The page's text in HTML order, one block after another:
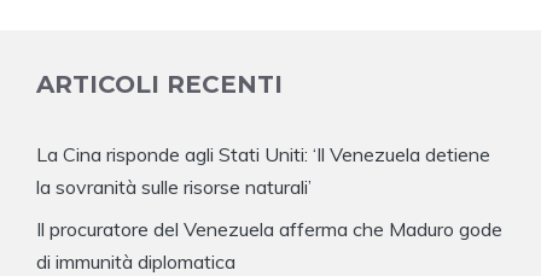
ARTICOLI RECENTI
La Cina risponde agli Stati Uniti: ‘Il Venezuela detiene
la sovranità sulle risorse naturali’
Il procuratore del Venezuela afferma che Maduro gode
di immunità diplomatica